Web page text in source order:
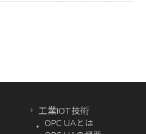
工業IOT技術
OPC UAとは